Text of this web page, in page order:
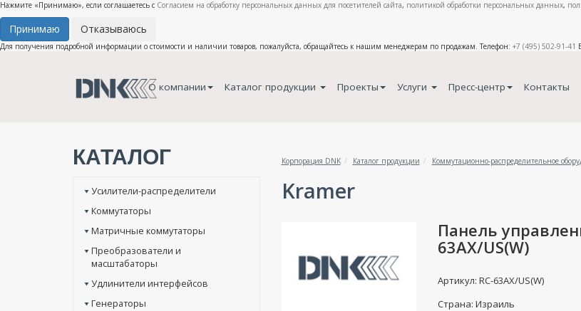
Нажмите «Принимаю», если соглашаетесь с Согласием на обработку персональных данных для посетителей сайта, политикой обработки персональных данных,
Принимаю Отказываюсь
Для получения подробной информации о стоимости и наличии товаров, пожалуйста, обращайтесь к нашим менеджерам по продажам. Телефон: +7 (495) 502-91-41
О компании Каталог продукции Проекты Услуги Пресс-центр Контакты
КАТАЛОГ Корпорация DNK Каталог продукции Коммутационно-распределительное
Усилители-распределители
Коммутаторы
Матричные коммутаторы
Преобразователи и
масштабаторы
Удлинители интерфейсов
Генераторы
Kramer
Панель
63AX/US(W)
Артикул: RC-63AX/US(W)
Страна: Израиль